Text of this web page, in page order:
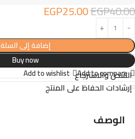
EGP40.00
EGP25.00
إضافة إلى السلة
Buy now
Add to compare
Add to wishlist الشحن والاسترجاع
إرشادات الحفاظ على المنتج
الوصف